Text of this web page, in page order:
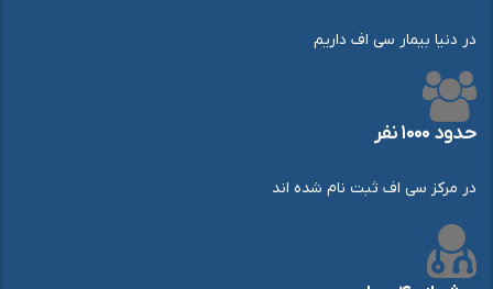
در دنیا بیمار سی اف داریم
حدود ۱۰۰۰ نفر
در مرکز سی اف ثبت نام شده اند